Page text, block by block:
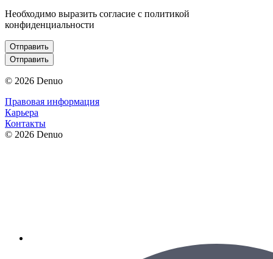
Необходимо выразить согласие с политикой
конфиденциальности
Отправить
Отправить
© 2026 Denuo
Правовая информация
Карьера
Контакты
© 2026 Denuo